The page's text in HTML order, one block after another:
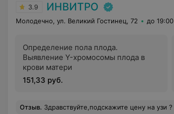
3.9 ИНВИТРО
Молодечно, ул. Великий Гостинец, 72 до 19:00
Определение пола плода.
Выявление Y-хромосомы плода в
крови матери
151,33 руб.
Отзыв. Здравствуйте,подскажите цену на узи ?